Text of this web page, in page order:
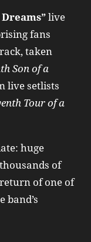
live
fans
taken
Son of a
live setlists
Tour of a
huge
of
of one of
band’s